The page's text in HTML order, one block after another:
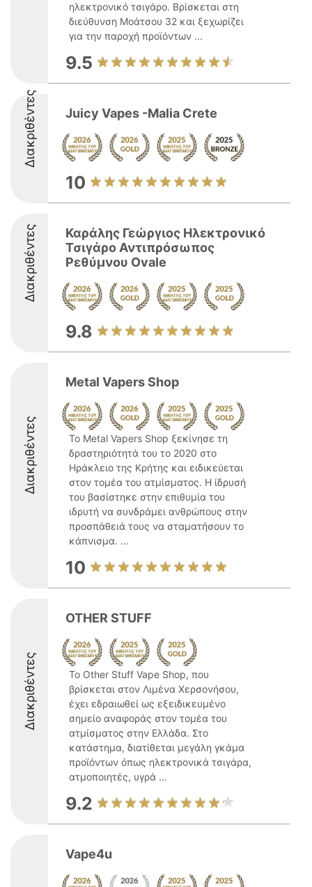
ηλεκτρονικό τσιγάρο. Βρίσκεται στη
διεύθυνση Μοάτσου 32 και ξεχωρίζει
για την παροχή προϊόντων ...
9.5
Διακριθέντες Juicy Vapes -Malia Crete
10
Διακριθέντες
Καράλης Γεώργιος Ηλεκτρονικό
Τσιγάρο Αντιπρόσωπος
Ρεθύμνου Ovale
9.8
Διακριθέντες
Metal Vapers Shop
Το Metal Vapers Shop ξεκίνησε τη
δραστηριότητά του το 2020 στο
Ηράκλειο της Κρήτης και ειδικεύεται
στον τομέα του ατμίσματος. Η ίδρυσή
του βασίστηκε στην επιθυμία του
ιδρυτή να συνδράμει ανθρώπους στην
προσπάθειά τους να σταματήσουν το
κάπνισμα. ...
10
Διακριθέντες
OTHER STUFF
Το Other Stuff Vape Shop, που
βρίσκεται στον Λιμένα Χερσονήσου,
έχει εδραιωθεί ως εξειδικευμένο
σημείο αναφοράς στον τομέα του
ατμίσματος στην Ελλάδα. Στο
κατάστημα, διατίθεται μεγάλη γκάμα
προϊόντων όπως ηλεκτρονικά τσιγάρα,
ατμοποιητές, υγρά ...
9.2
Vape4u